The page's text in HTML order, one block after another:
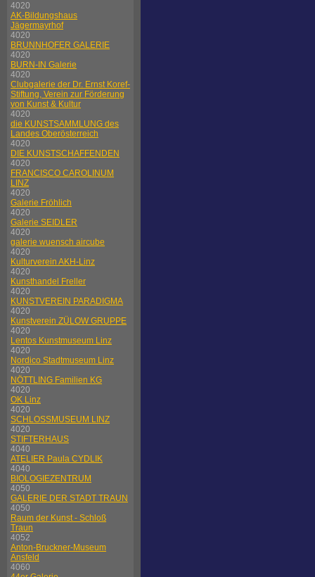
4020
AK-Bildungshaus
Jägermayrhof
4020
BRUNNHOFER GALERIE
4020
BURN-IN Galerie
4020
Clubgalerie der Dr. Ernst Koref-
Stiftung, Verein zur Förderung
von Kunst & Kultur
4020
die KUNSTSAMMLUNG des
Landes Oberösterreich
4020
DIE KUNSTSCHAFFENDEN
4020
FRANCISCO CAROLINUM
LINZ
4020
Galerie Fröhlich
4020
Galerie SEIDLER
4020
galerie wuensch aircube
4020
Kulturverein AKH-Linz
4020
Kunsthandel Freller
4020
KUNSTVEREIN PARADIGMA
4020
Kunstverein ZÜLOW GRUPPE
4020
Lentos Kunstmuseum Linz
4020
Nordico Stadtmuseum Linz
4020
NÖTTLING Familien KG
4020
OK Linz
4020
SCHLOSSMUSEUM LINZ
4020
STIFTERHAUS
4040
ATELIER Paula CYDLIK
4040
BIOLOGIEZENTRUM
4050
GALERIE DER STADT TRAUN
4050
Raum der Kunst - Schloß
Traun
4052
Anton-Bruckner-Museum
Ansfeld
4060